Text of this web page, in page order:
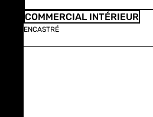
COMMERCIAL INTÉRIEUR
ENCASTRÉ